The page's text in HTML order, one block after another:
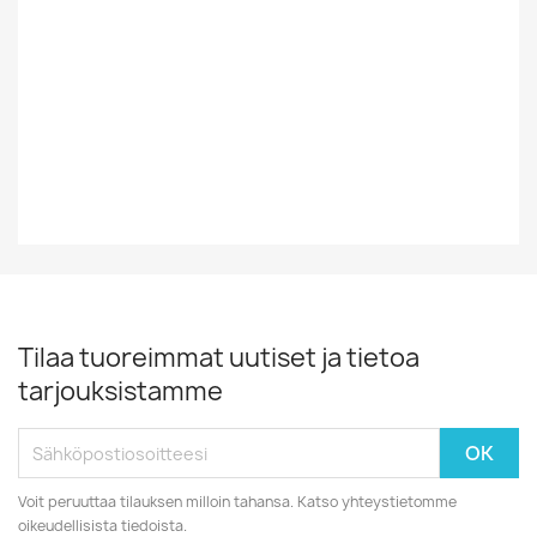
Tilaa tuoreimmat uutiset ja tietoa
tarjouksistamme
Voit peruuttaa tilauksen milloin tahansa. Katso yhteystietomme
oikeudellisista tiedoista.